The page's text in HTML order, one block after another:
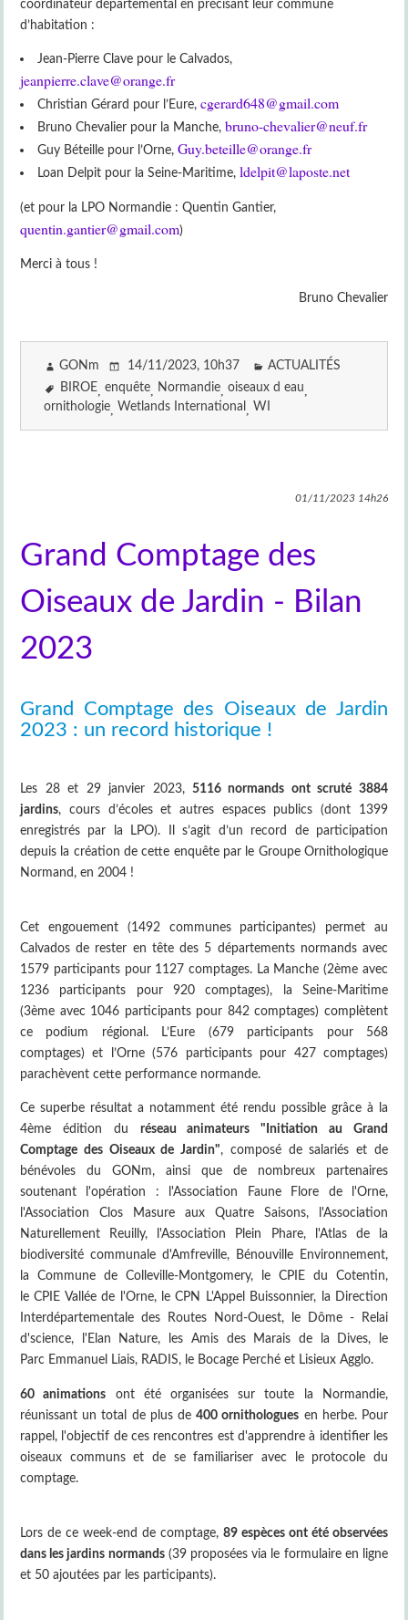
coordinateur départemental en précisant leur commune
d’habitation :
Jean-Pierre Clave pour le Calvados,
jeanpierre.clave@orange.fr
Christian Gérard pour l’Eure,cgerard648@gmail.com
Bruno Chevalier pour la Manche,bruno-chevalier@neuf.fr
Guy Béteille pour l’Orne,Guy.beteille@orange.fr
Loan Delpit pour la Seine-Maritime,ldelpit@laposte.net
(et pour la LPO Normandie : Quentin Gantier,
quentin.gantier@gmail.com)
Merci à tous !
Bruno Chevalier
GONm 14/11/2023, 10h37
ACTUALITÉS
BIROE enquête Normandie oiseaux d eau
ornithologie Wetlands International WI
01/11/202314h26
Grand Comptage des
Oiseaux de Jardin - Bilan
2023
Grand Comptage des Oiseaux de Jardin
2023 : un record historique !
Les 28 et 29 janvier 2023, 5116 normands ont scruté 3884
jardins, cours d’écoles et autres espaces publics (dont 1399
enregistrés par la LPO). Il s’agit d’un record de participation
depuis la création de cette enquête par le Groupe Ornithologique
Normand, en 2004 !
Cet engouement (1492 communes participantes) permet au
Calvados de rester en tête des 5 départements normands avec
1579 participants pour 1127 comptages. La Manche (2ème avec
1236 participants pour 920 comptages), la Seine-Maritime
(3ème avec 1046 participants pour 842 comptages) complètent
ce podium régional. L’Eure (679 participants pour 568
comptages) et l’Orne (576 participants pour 427 comptages)
parachèvent cette performance normande.
Ce superbe résultat a notamment été rendu possible grâce à la
4ème édition du réseau animateurs "Initiation au Grand
Comptage des Oiseaux de Jardin", composé de salariés et de
bénévoles du GONm, ainsi que de nombreux partenaires
soutenant l'opération : l'Association Faune Flore de l'Orne,
l'Association Clos Masure aux Quatre Saisons, l'Association
Naturellement Reuilly, l'Association Plein Phare, l'Atlas de la
biodiversité communale d'Amfreville, Bénouville Environnement,
la Commune de Colleville-Montgomery, le CPIE du Cotentin,
le CPIE Vallée de l'Orne, le CPN L'Appel Buissonnier, la Direction
Interdépartementale des Routes Nord-Ouest, le Dôme - Relai
d'science, l'Elan Nature, les Amis des Marais de la Dives, le
Parc Emmanuel Liais, RADIS, le Bocage Perché et Lisieux Agglo.
60 animations ont été organisées sur toute la Normandie,
réunissant un total de plus de400 ornithologues en herbe. Pour
rappel, l'objectif de ces rencontres est d'apprendre à identifier les
oiseaux communs et de se familiariser avec le protocole du
comptage.
Lors de ce week-end de comptage, 89 espèces ont été observées
dans les jardins normands(39 proposées via le formulaire en ligne
et 50 ajoutées par les participants).